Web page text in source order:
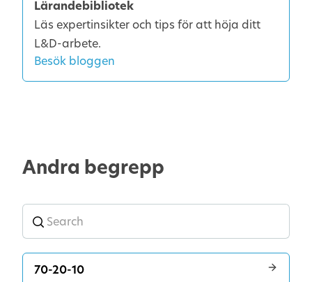
Lärandebibliotek
Läs expertinsikter och tips för att höja ditt
L&D-arbete.
Besök bloggen
Andra begrepp
70-20-10